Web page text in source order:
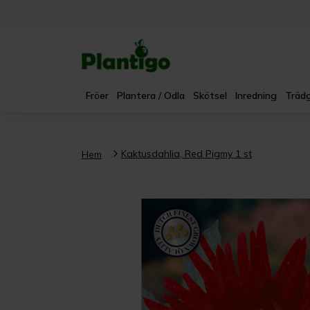
Fröer Plantera / Odla Skötsel Inredning
Hem Kaktusdahlia, Red Pigmy 1 st